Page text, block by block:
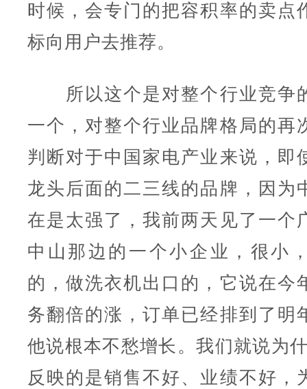
时候，会专门的把容积率的卖点
标向用户去推荐。
所以这个是对整个行业竞争
一个，对整个行业品牌格局的再
判断对于中国家电产业来说，即
龙头后面的二三线的品牌，因为
在是太强了，我前两天见了一个
中山那边的一个小企业，很小
的，做洗衣机出口的，它说在今
务翻倍的涨，订单已经排到了明
他说根本不愁增长。我们就说为
反映的是销售不好、业绩不好，